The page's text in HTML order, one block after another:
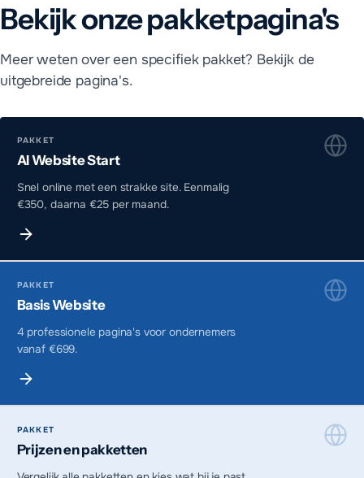
Bekijk onze pakketpagina's
Meer weten over een specifiek pakket? Bekijk de
uitgebreide pagina's.
PAKKET
AI Website Start
Snel online met een strakke site. Eenmalig
€350, daarna €25 per maand.
PAKKET
Basis Website
4 professionele pagina's voor ondernemers
vanaf €699.
PAKKET
Prijzen en pakketten